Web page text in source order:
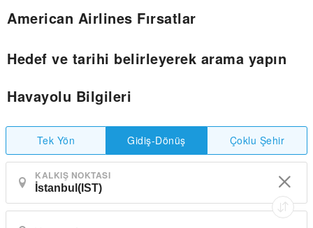
American Airlines Fırsatlar
Hedef ve tarihi belirleyerek arama yapın
Havayolu Bilgileri
Tek Yön Gidiş-Dönüş Çoklu Şehir
KALKIŞ NOKTASI